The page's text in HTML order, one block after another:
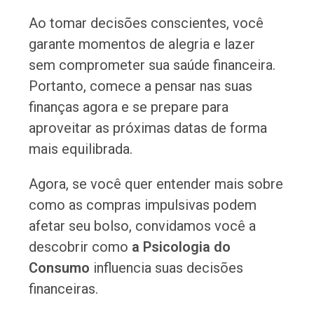
Ao tomar decisões conscientes, você
garante momentos de alegria e lazer
sem comprometer sua saúde financeira.
Portanto, comece a pensar nas suas
finanças agora e se prepare para
aproveitar as próximas datas de forma
mais equilibrada.
Agora, se você quer entender mais sobre
como as compras impulsivas podem
afetar seu bolso, convidamos você a
descobrir como a Psicologia do
Consumo influencia suas decisões
financeiras.